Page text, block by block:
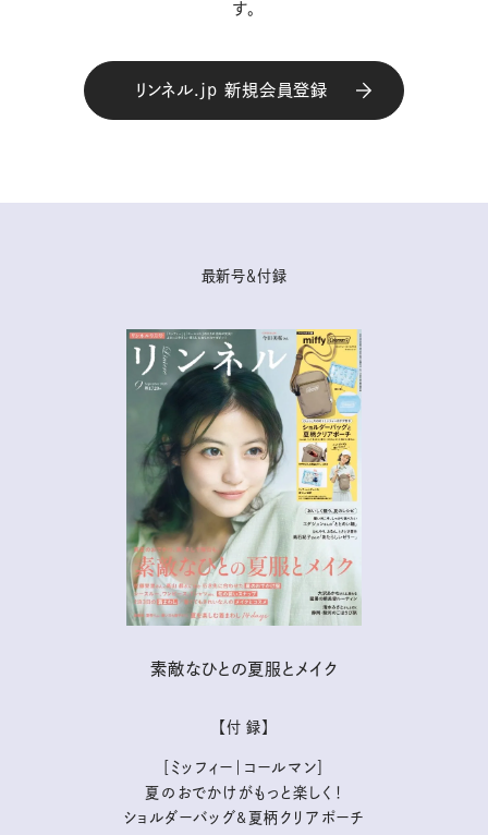
す。
リンネル.jp 新規会員登録
最新号＆付録
素敵なひとの夏服とメイク
【付 録】
［ミッフィー｜コールマン］
夏のおでかけがもっと楽しく！
ショルダーバッグ&夏柄クリアポーチ